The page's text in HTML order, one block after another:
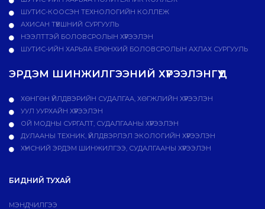
ШУТИС-КООСЭН ТЕХНОЛОГИЙН КОЛЛЕЖ
АХИСАН ТҮВШНИЙ СУРГУУЛЬ
НЭЭЛТТЭЙ БОЛОВСРОЛЫН ХҮРЭЭЛЭН
ШУТИС-ИЙН ХАРЬЯА ЕРӨНХИЙ БОЛОВСРОЛЫН АХЛАХ СУРГУУЛЬ
ЭРДЭМ ШИНЖИЛГЭЭНИЙ ХҮРЭЭЛЭНГҮҮД
ХӨНГӨН ҮЙЛДВЭРИЙН СУДАЛГАА, ХӨГЖЛИЙН ХҮРЭЭЛЭН
УУЛ УУРХАЙН ХҮРЭЭЛЭН
ОЙ МОДНЫ СУРГАЛТ, СУДАЛГААНЫ ХҮРЭЭЛЭН
ДУЛААНЫ ТЕХНИК, ҮЙЛДВЭРЛЭЛ ЭКОЛОГИЙН ХҮРЭЭЛЭН
ХҮНСНИЙ ЭРДЭМ ШИНЖИЛГЭЭ, СУДАЛГААНЫ ХҮРЭЭЛЭН
БИДНИЙ ТУХАЙ
МЭНДЧИЛГЭЭ